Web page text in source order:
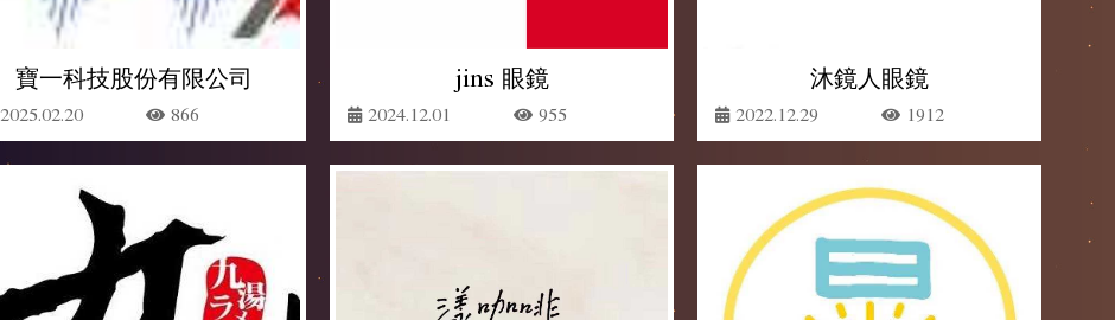
寶一科技股份有限公司
2025.02.20 866
jins 眼鏡
2024.12.01 955
沐鏡人眼鏡
2022.12.29 1912